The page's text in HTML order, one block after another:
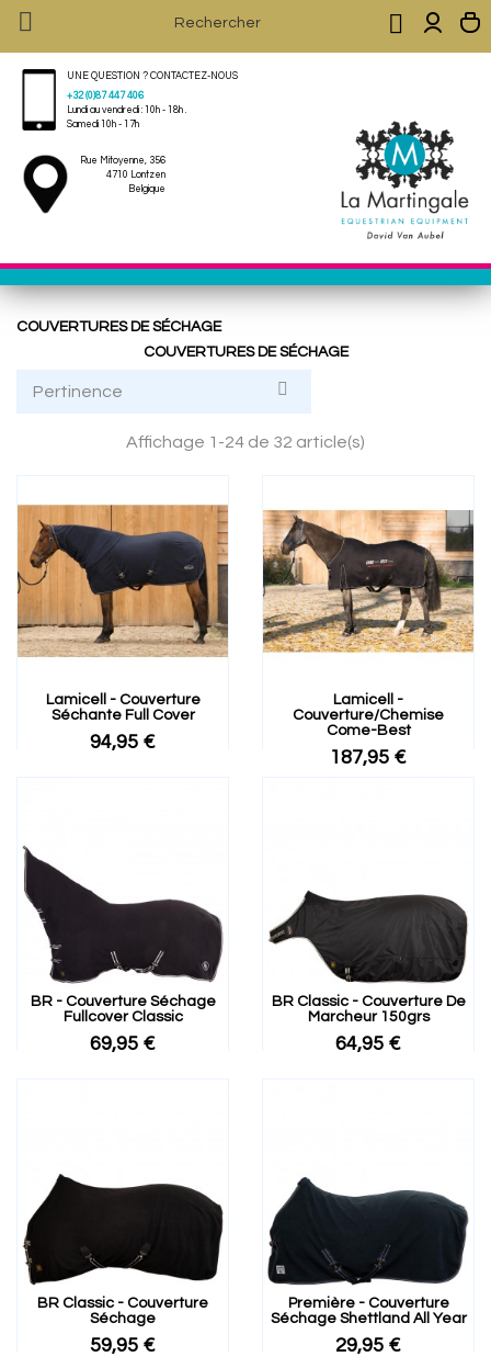
 
UNE QUESTION ? CONTACTEZ-NOUS
+32 (0)87 447 406
Lundi au vendredi : 10h - 18h .
Samedi 10h - 17h
Rue Mitoyenne, 356
4710 Lontzen
Belgique
COUVERTURES DE SÉCHAGE
COUVERTURES DE SÉCHAGE
Pertinence 
Affichage 1-24 de 32 article(s)
Lamicell - Couverture
Séchante Full Cover
94,95 €
Lamicell -
Couverture/chemise
Come-Best
187,95 €
BR - Couverture Séchage
Fullcover Classic
69,95 €
BR Classic - Couverture De
Marcheur 150grs
64,95 €
BR Classic - Couverture
Séchage
59,95 €
Première - Couverture
Séchage Shettland All Year
29,95 €